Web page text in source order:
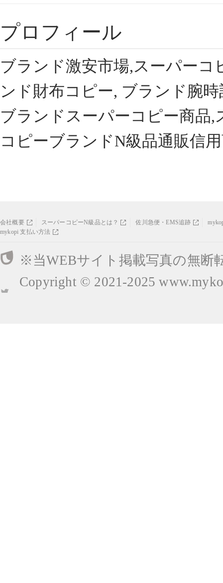
プロフィール
ブランド激安市場,スーパー
ンド財布コピー, ブランド腕
ブランドスーパーコピー商品
コピーブランドN級品通販信
会社概要 スーパーコピーN級品とは？ 佐川急便・EMS追跡
mykopi 支払い方法
※当WEBサイト掲載写真の無断
Copyright © 2021-2025